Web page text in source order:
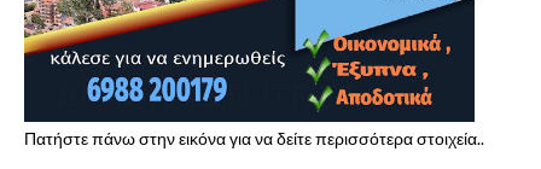
Πατήστε πάνω στην εικόνα για να δείτε περισσότερα στοιχεία..